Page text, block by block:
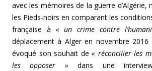
avec les mémoires de la guerre d’Algérie,
les Pieds-noirs en comparant les
française à « un crime contre
déplacement à Alger en novembre 2016
évoqué son souhait de« réconcilier les
les opposer » dans une